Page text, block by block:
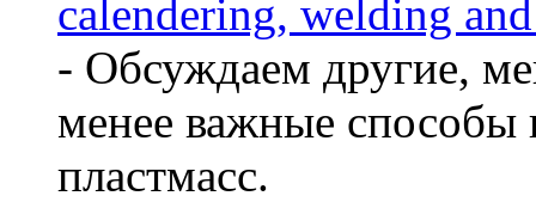
calendering, welding
- Обсуждаем другие,
менее важные способы
пластмасс.